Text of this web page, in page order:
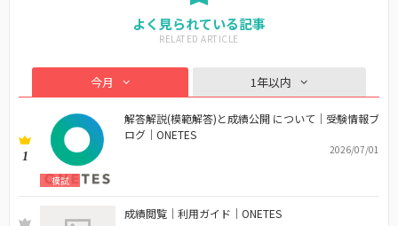
よく見られている記事
今月 1年以内
1
模試
解答解説(模範解答)と成績公開 について｜受験情報ブ
ログ｜ONETES
2026/07/01
成績閲覧｜利用ガイド｜ONETES